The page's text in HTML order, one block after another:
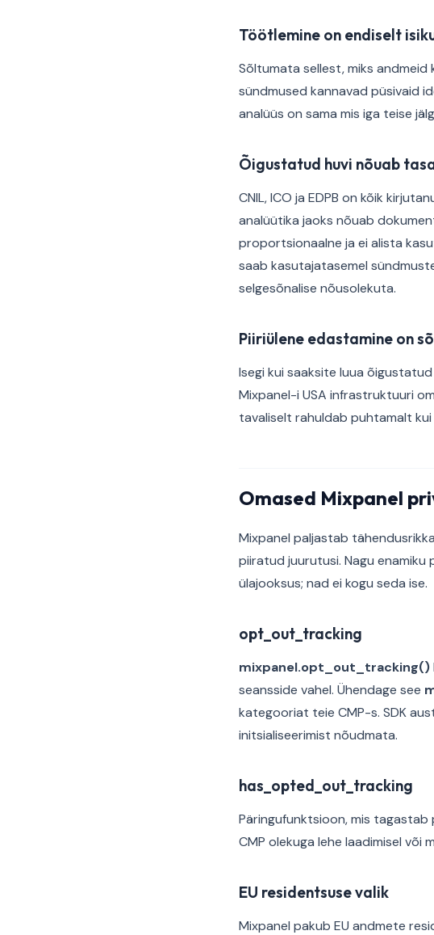
Töötlemine on endiselt
Sõltumata sellest, miks
sündmused kannavad püsivaid
analüüs on sama mis iga teise
Õigustatud huvi nõuab
CNIL, ICO ja EDPB on kõik
analüütika jaoks nõuab
proportsionaalne ja ei alista
saab kasutajatasemel
selgesõnalise nõusolekuta.
Piiriülene edastamine on
Isegi kui saaksite luua
Mixpanel-i USA infrastruktuuri
tavaliselt rahuldab puhtamalt
Omased Mixpanel
Mixpanel paljastab
piiratud juurutusi. Nagu
ülajooksus; nad ei kogu seda ise.
opt_out_tracking
mixpanel.opt_out_tracking()
seansside vahel. Ühendage see
kategooriat teie CMP-s. SDK
initsialiseerimist nõudmata.
has_opted_out_tracking
Päringufunktsioon, mis tagastab
CMP olekuga lehe laadimisel või
EU residentsuse valik
Mixpanel pakub EU andmete